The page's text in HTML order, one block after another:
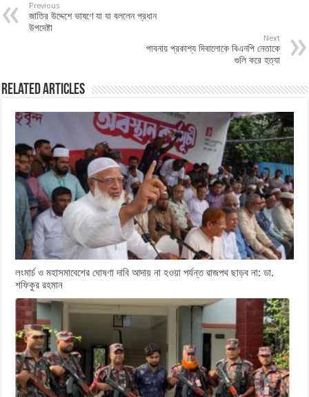
Previous
জাতির উদ্দেশে ভাষণে যা যা বললেন প্রধান
উপদেষ্টা
Next
পাবনায় প্রকাশ্য দিবালোকে বিএনপি নেতাকে
গুলি করে হত্যা
Related Articles
লংমার্চ ও মহাসমাবেশের ঘোষণা দাবি আদায় না হওয়া পর্যন্ত রাজপথ ছাড়ব না: ডা.
শফিকুর রহমান